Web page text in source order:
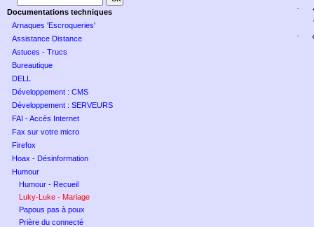
Documentations techniques
Arnaques 'Escroqueries'
Assistance Distance
Astuces - Trucs
Bureautique
DELL
Développement : CMS
Développement : SERVEURS
FAI - Accès Internet
Fax sur votre micro
Firefox
Hoax - Désinformation
Humour
Humour - Recueil
Luky-Luke - Mariage
Papous pas à poux
Prière du connecté
·
·